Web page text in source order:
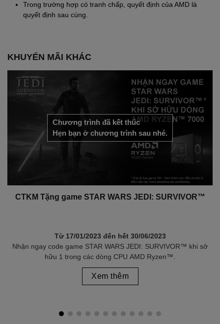
Trong trường hợp có tranh chấp, quyết định của AMD là
quyết định sau cùng.
KHUYẾN MÃI KHÁC
Chương trình đã kết thúc
Hẹn bạn ở chương trình sau nhé.
CTKM Tặng game STAR WARS JEDI: SURVIVOR™
Từ 17/01/2023 đến hết 30/06/2023
Nhận ngay code game STAR WARS JEDI: SURVIVOR™ khi sở
hữu 1 trong các dòng CPU AMD Ryzen™.
Xem thêm